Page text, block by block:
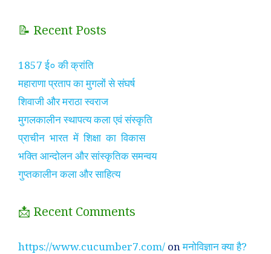
📝 Recent Posts
1857 ई० की क्रांति
महाराणा प्रताप का मुगलों से संघर्ष
शिवाजी और मराठा स्वराज
मुगलकालीन स्थापत्य कला एवं संस्कृति
प्राचीन भारत में शिक्षा का विकास
भक्ति आन्दोलन और सांस्कृतिक समन्वय
गुप्तकालीन कला और साहित्य
📩 Recent Comments
https://www.cucumber7.com/ onमनोविज्ञान क्या है?